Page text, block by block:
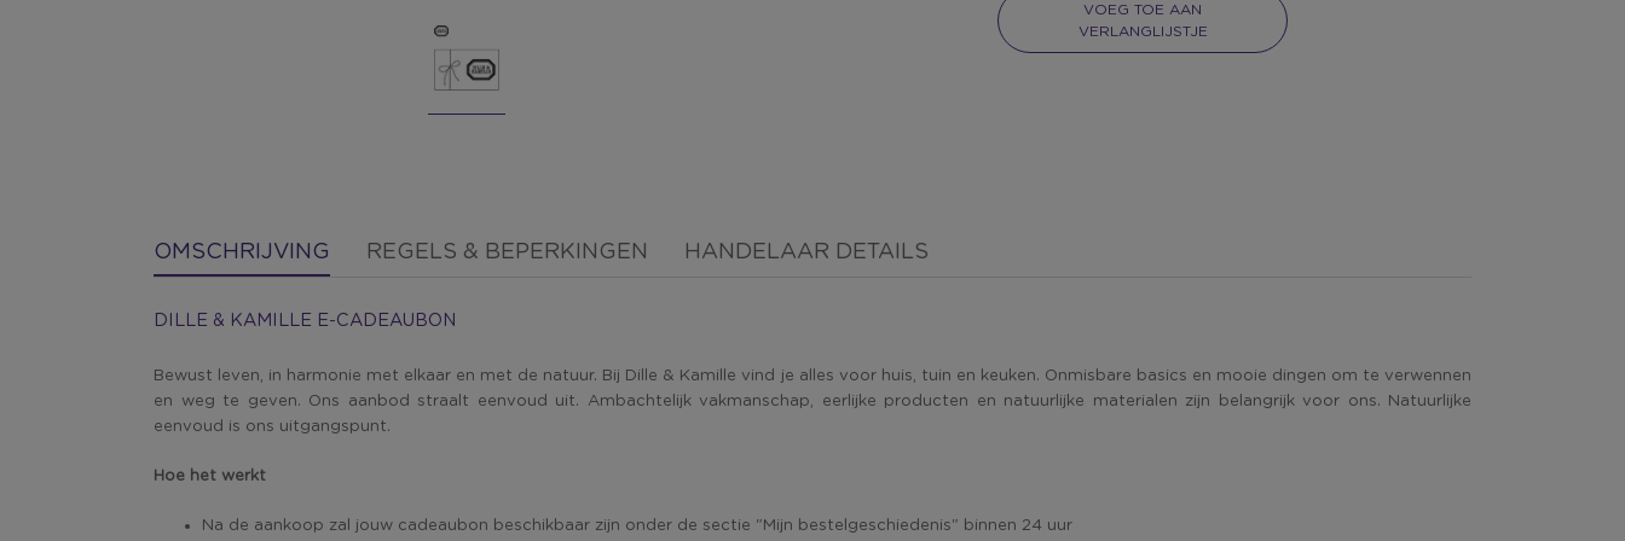
VOEG TOE AAN
VERLANGLIJSTJE
OMSCHRIJVING REGELS & BEPERKINGEN HANDELAAR DETAILS
DILLE & KAMILLE E-CADEAUBON
Bewust leven, in harmonie met elkaar en met de natuur. Bij Dille & Kamille vind je alles voor huis, tuin en keuken. Onmisbare basics en mooie dingen om te verwennen
en weg te geven. Ons aanbod straalt eenvoud uit. Ambachtelijk vakmanschap, eerlijke producten en natuurlijke materialen zijn belangrijk voor ons. Natuurlijke
eenvoud is ons uitgangspunt.
Hoe het werkt
Na de aankoop zal jouw cadeaubon beschikbaar zijn onder de sectie "Mijn bestelgeschiedenis" binnen 24 uur